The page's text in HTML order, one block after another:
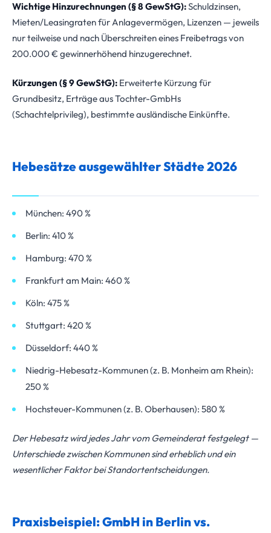
Wichtige Hinzurechnungen (§ 8 GewStG):Schuldzinsen,
Mieten/Leasingraten für Anlagevermögen, Lizenzen — jeweils
nur teilweise und nach Überschreiten eines Freibetrags von
200.000 € gewinnerhöhend hinzugerechnet.
Kürzungen (§ 9 GewStG): Erweiterte Kürzung für
Grundbesitz, Erträge aus Tochter-GmbHs
(Schachtelprivileg), bestimmte ausländische Einkünfte.
Hebesätze ausgewählter Städte 2026
München: 490 %
Berlin: 410 %
Hamburg: 470 %
Frankfurt am Main: 460 %
Köln: 475 %
Stuttgart: 420 %
Düsseldorf: 440 %
Niedrig-Hebesatz-Kommunen (z. B. Monheim am Rhein):
250 %
Hochsteuer-Kommunen (z. B. Oberhausen): 580 %
Der Hebesatz wird jedes Jahr vom Gemeinderat festgelegt —
Unterschiede zwischen Kommunen sind erheblich und ein
wesentlicher Faktor bei Standortentscheidungen.
Praxisbeispiel: GmbH in Berlin vs.